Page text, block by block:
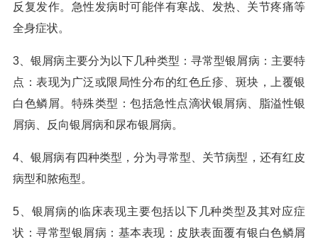
反复发作。急性发病时可能伴有寒战、发热、关节疼痛等
全身症状。
3、银屑病主要分为以下几种类型：寻常型银屑病：主要特
点：表现为广泛或限局性分布的红色丘疹、斑块，上覆银
白色鳞屑。特殊类型：包括急性点滴状银屑病、脂溢性银
屑病、反向银屑病和尿布银屑病。
4、银屑病有四种类型，分为寻常型、关节病型，还有红皮
病型和脓疱型。
5、银屑病的临床表现主要包括以下几种类型及其对应症
状：寻常型银屑病：基本表现：皮肤表面覆有银白色鳞屑